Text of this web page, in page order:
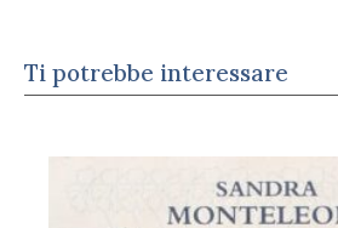
Ti potrebbe interessare